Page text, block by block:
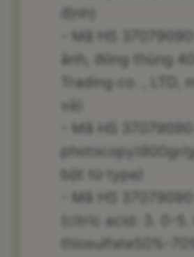
- Mã HS
ảnh, đóng thùng
Trading co. ,
và)
- Mã HS
bột từ type)
- Mã HS
(citric acid: 3. 0-
thiosulfate50%-